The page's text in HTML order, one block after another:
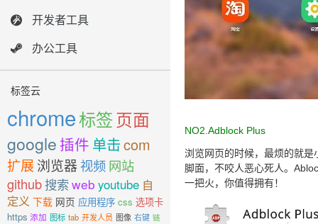
开发者工具
办公工具
标签云
chrome标签页面
google 插件 单击com
扩展浏览器 视频网站
github搜索web youtube 自
定义 下载 网页 应用程序 css 选项卡
https 添加 图标 tab 开发人员 图像 右键 链
NO2. Adblock Plus
浏览网页的时候，最烦的就
脚面，不咬人恶心死人。
一把火，你值得拥有！